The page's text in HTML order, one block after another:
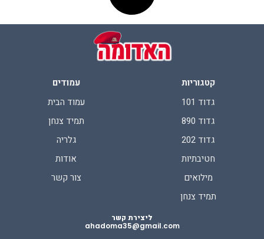
קטגוריות
גדוד 101
גדוד 890
גדוד 202
חטיבתיות
מילואים
תמיד צנחן
עמודים
עמוד הבית
תמיד צנחן
גלריה
אודות
צור קשר
ליצירת קשר
ahadoma35@gmail.com